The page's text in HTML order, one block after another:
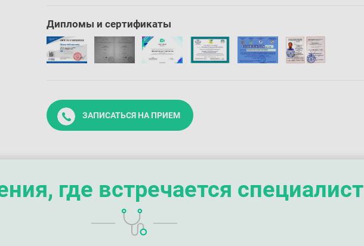
Дипломы и сертификаты
ЗАПИСАТЬСЯ НА ПРИЕМ
где встречается специалист